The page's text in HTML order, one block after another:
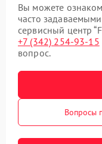
Вы можете
часто
сервисный центр
+7 (342) 254-93-15
вопрос.
Вопросы